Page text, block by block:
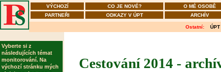
VÝCHOZÍ CO JE NOVÉ?
O MÉ OSOBĚ
PARTNEŘI
ODKAZY V ÚPT ARCHÍV
Ostatní: ÚPT
Vyberte si z
následujících témat
monitorování. Na
výchozí stránku mých
Cestování 2014 -